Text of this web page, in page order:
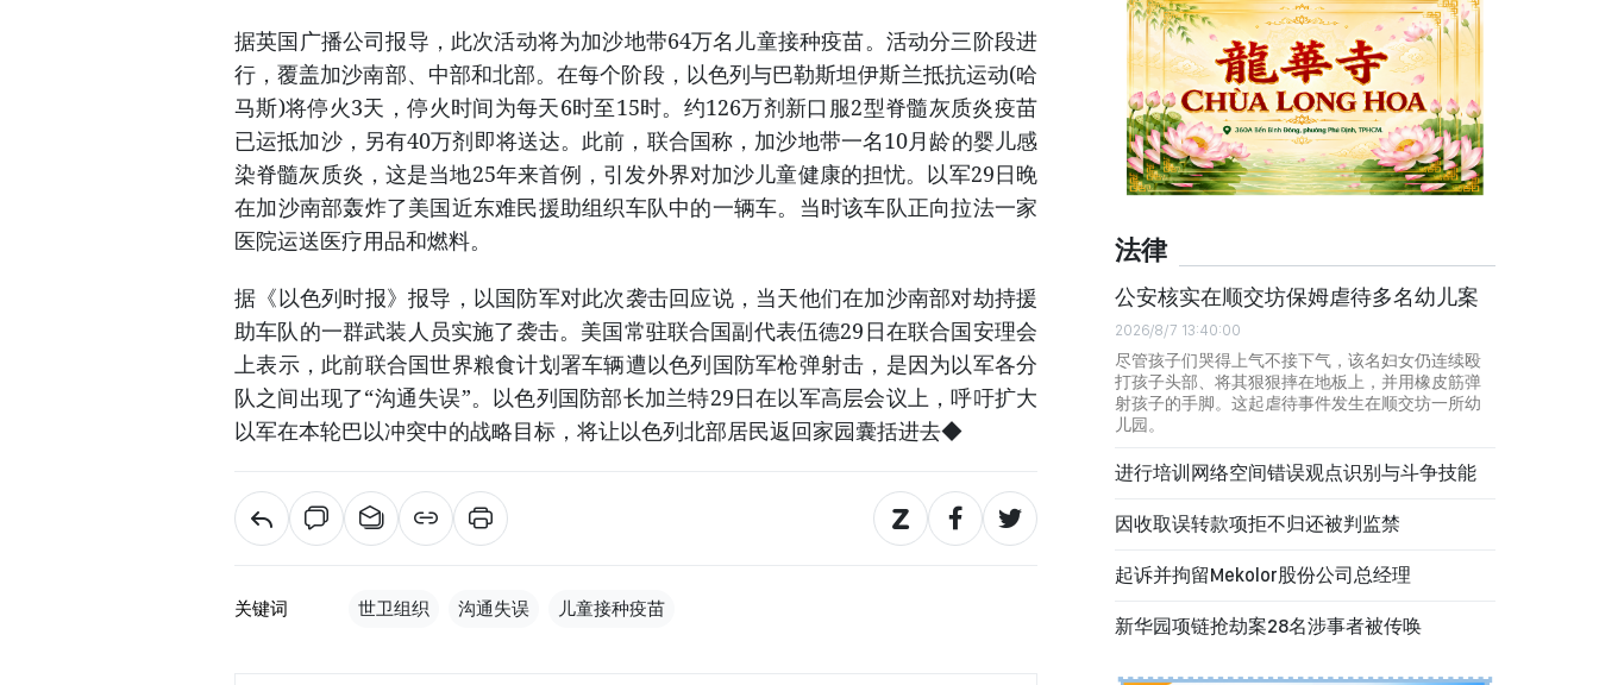
据英国广播公司报导，此次活动将为加沙地带64万名儿童接种疫苗。活动分三阶段进
行，覆盖加沙南部、中部和北部。在每个阶段，以色列与巴勒斯坦伊斯兰抵抗运动(哈
马斯)将停火3天，停火时间为每天6时至15时。约126万剂新口服2型脊髓灰质炎疫苗
已运抵加沙，另有40万剂即将送达。此前，联合国称，加沙地带一名10月龄的婴儿感
染脊髓灰质炎，这是当地25年来首例，引发外界对加沙儿童健康的担忧。以军29日晚
在加沙南部轰炸了美国近东难民援助组织车队中的一辆车。当时该车队正向拉法一家
医院运送医疗用品和燃料。
据《以色列时报》报导，以国防军对此次袭击回应说，当天他们在加沙南部对劫持援
助车队的一群武装人员实施了袭击。美国常驻联合国副代表伍德29日在联合国安理会
上表示，此前联合国世界粮食计划署车辆遭以色列国防军枪弹射击，是因为以军各分
队之间出现了“沟通失误”。以色列国防部长加兰特29日在以军高层会议上，呼吁扩大
以军在本轮巴以冲突中的战略目标，将让以色列北部居民返回家园囊括进去◆
关键词 世卫组织 沟通失误 儿童接种疫苗
法律
公安核实在顺交坊保姆虐待多名幼儿案
2026/8/7 13:40:00
尽管孩子们哭得上气不接下气，该名妇女仍连续殴
打孩子头部、将其狠狠摔在地板上，并用橡皮筋弹
射孩子的手脚。这起虐待事件发生在顺交坊一所幼
儿园。
进行培训网络空间错误观点识别与斗争技能
因收取误转款项拒不归还被判监禁
起诉并拘留Mekolor股份公司总经理
新华园项链抢劫案28名涉事者被传唤